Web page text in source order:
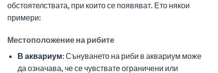
обстоятелствата, при които се появяват. Ето някои
примери:
Местоположение на рибите
В аквариум:Сънуването на риби в аквариум може
да означава, че се чувствате ограничени или